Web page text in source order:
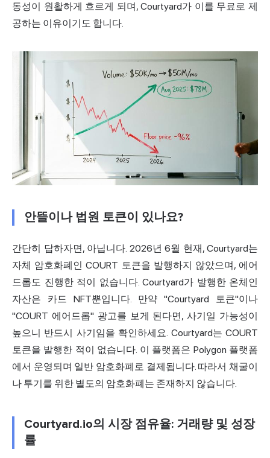
동성이 원활하게 흐르게 되며, Courtyard가 이를 무료로 제
공하는 이유이기도 합니다.
안뜰이나 법원 토큰이 있나요?
간단히 답하자면, 아닙니다. 2026년 6월 현재, Courtyard는
자체 암호화폐인 COURT 토큰을 발행하지 않았으며, 에어
드롭도 진행한 적이 없습니다. Courtyard가 발행한 온체인
자산은 카드 NFT뿐입니다. 만약 "Courtyard 토큰"이나
"COURT 에어드롭" 광고를 보게 된다면, 사기일 가능성이
높으니 반드시 사기임을 확인하세요. Courtyard는 COURT
토큰을 발행한 적이 없습니다. 이 플랫폼은 Polygon 플랫폼
에서 운영되며 일반 암호화폐로 결제됩니다. 따라서 채굴이
나 투기를 위한 별도의 암호화폐는 존재하지 않습니다.
Courtyard.io의 시장 점유율: 거래량 및 성장
률